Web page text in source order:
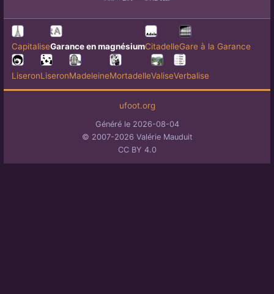
CapitaliseGarance en magnésiumCitadelleGare à la Garance
LiseronLiseronMadeleineMortadelleValiseVerbalise
ufoot.org
Généré le 2026-08-04
© 2007-2026 Valérie Mauduit
CC BY 4.0